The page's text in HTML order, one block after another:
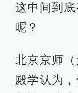
这中间到
呢？
北京京师
殿学认为